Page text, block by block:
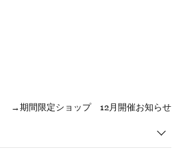
→期間限定ショップ 12月開催お知らせ